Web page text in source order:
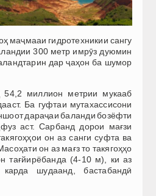
маҷмааи гидротехникии сангу
300 метр имрӯз дуюмин
дар ҷаҳон ба шумор
54,2 миллион метрии мукааб
Ба гуфтаи мутахассисони
дараҷаи баланди бозёфти
аст. Сарбанд дорои мағзи
он аз санги суфта ва
он аз мағз то такягоҳҳо
тағйирёбанда (4-10 м), ки аз
шудаанд, бастабандӣ